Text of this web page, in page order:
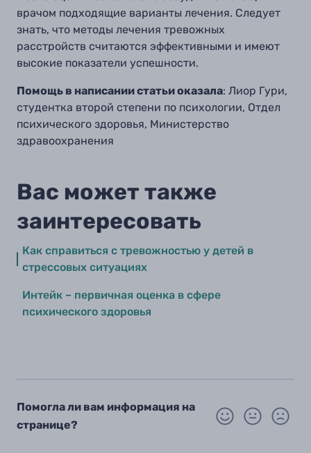
врачом подходящие варианты лечения. Следует
знать, что методы лечения тревожных
расстройств считаются эффективными и имеют
высокие показатели успешности.
Помощь в написании статьи оказала: Лиор Гури,
студентка второй степени по психологии, Отдел
психического здоровья, Министерство
здравоохранения
Вас может также
заинтересовать
Как справиться с тревожностью у детей в
стрессовых ситуациях
Интейк – первичная оценка в сфере
психического здоровья
Помогла ли вам информация на
странице?